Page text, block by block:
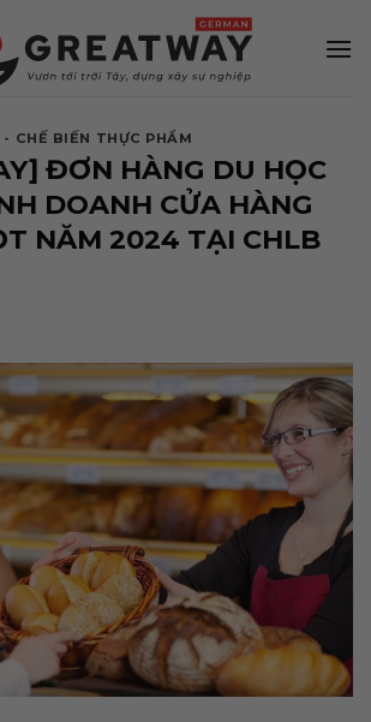
CHẾ BIẾN THỰC PHẨM
ĐƠN HÀNG DU HỌC
DOANH CỬA HÀNG
NĂM 2024 TẠI CHLB